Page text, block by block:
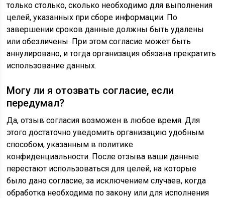
только столько, сколько необходимо для выполнения
целей, указанных при сборе информации. По
завершении сроков данные должны быть удалены
или обезличены. При этом согласие может быть
аннулировано, и тогда организация обязана прекратить
использование данных.
Могу ли я отозвать согласие, если
передумал?
Да, отзыв согласия возможен в любое время. Для
этого достаточно уведомить организацию удобным
способом, указанным в политике
конфиденциальности. После отзыва ваши данные
перестают использоваться для целей, на которые
было дано согласие, за исключением случаев, когда
обработка необходима по закону или для исполнения